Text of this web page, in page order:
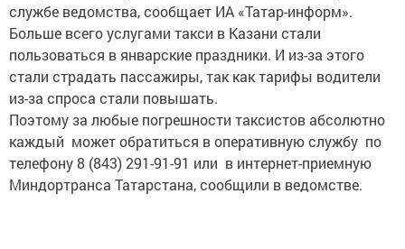
службе ведомства, сообщает ИА «Татар-информ».
Больше всего услугами такси в Казани стали
пользоваться в январские праздники. И из-за этого
стали страдать пассажиры, так как тарифы водители
из-за спроса стали повышать.
Поэтому за любые погрешности таксистов абсолютно
каждый может обратиться в оперативную службу по
телефону 8 (843) 291-91-91 или в интернет-приемную
Миндортранса Татарстана, сообщили в ведомстве.